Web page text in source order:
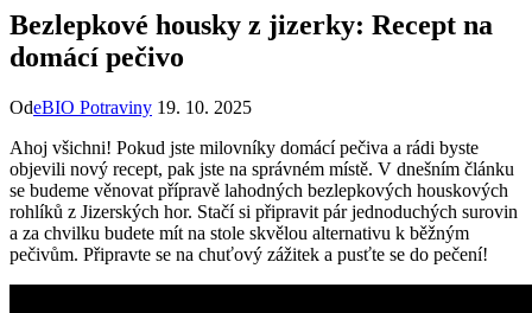
Bezlepkové housky z jizerky: Recept na
domácí pečivo
OdeBIO Potraviny 19. 10. 2025
Ahoj všichni! Pokud jste milovníky domácí pečiva a rádi byste
objevili nový recept, pak jste na správném místě. V dnešním článku
se budeme věnovat přípravě lahodných bezlepkových houskových
rohlíků z Jizerských hor. Stačí si připravit pár jednoduchých surovin
a za chvilku budete mít na stole skvělou alternativu k běžným
pečivům. Připravte se na chuťový zážitek a pusťte se do pečení!